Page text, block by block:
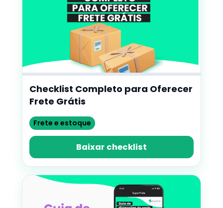
Checklist Completo para Oferecer
Frete Grátis
Frete e estoque
Baixar checklist